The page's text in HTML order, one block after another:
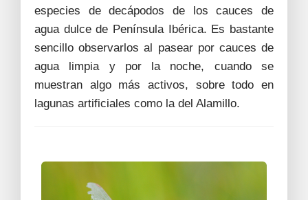
especies de decápodos de los cauces de
agua dulce de Península Ibérica. Es bastante
sencillo observarlos al pasear por cauces de
agua limpia y por la noche, cuando se
muestran algo más activos, sobre todo en
lagunas artificiales como la del Alamillo.